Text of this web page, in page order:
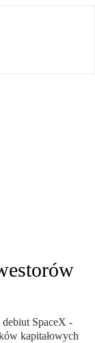
debiut SpaceX -
kapitałowych